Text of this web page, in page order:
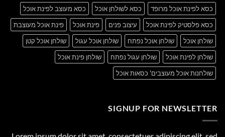
כסא לפינת אוכל מרופד
כסא לשולחן אוכל
כסא מעוצב לפינת אוכל
כסא פלסטיק לפינת אוכל
עיצוב פנים פינת אוכל
פינת אוכל מעוצבת
שולחן אוכל
שולחן אוכל נפתח שולחן אוכל עגול
שולחן אוכל קטן
שולחן לפינת אוכל
שולחן עגול נפתח
שולחן פינת אוכל
שולחנות אוכל מעוצבים' כסאות אוכל
SIGNUP FOR NEWSLETTER